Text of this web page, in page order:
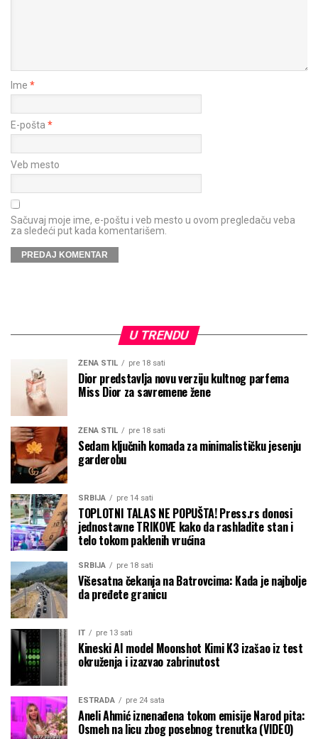
Ime *
E-pošta *
Veb mesto
Sačuvaj moje ime, e-poštu i veb mesto u ovom pregledaču veba
za sledeći put kada komentarišem.
U TRENDU
ŽENA STIL pre 18 sati
Dior predstavlja novu verziju kultnog parfema
Miss Dior za savremene žene
ŽENA STIL pre 18 sati
Sedam ključnih komada za minimalističku jesenju
garderobu
SRBIJA pre 14 sati
TOPLOTNI TALAS NE POPUŠTA! Press.rs donosi
jednostavne TRIKOVE kako da rashladite stan i
telo tokom paklenih vrućina
SRBIJA pre 18 sati
Višesatna čekanja na Batrovcima: Kada je najbolje
da pređete granicu
IT pre 13 sati
Kineski AI model Moonshot Kimi K3 izašao iz test
okruženja i izazvao zabrinutost
ESTRADA pre 24 sata
Aneli Ahmić iznenađena tokom emisije Narod pita:
Osmeh na licu zbog posebnog trenutka (VIDEO)